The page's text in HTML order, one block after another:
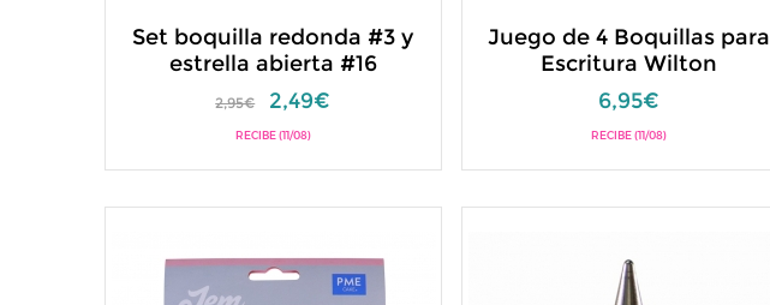
Set boquilla redonda #3 y
estrella abierta #16
2,95€ 2,49€
RECIBE (11/08)
Juego de 4 Boquillas para
Escritura Wilton
6,95€
RECIBE (11/08)